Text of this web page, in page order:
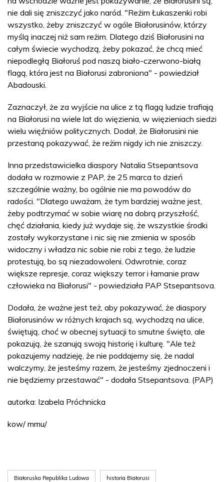
nie dali się zniszczyć jako naród. "Reżim Łukaszenki robi
wszystko, żeby zniszczyć w ogóle Białorusinów, którzy
myślą inaczej niż sam reżim. Dlatego dziś Białorusini na
całym świecie wychodzą, żeby pokazać, że chcą mieć
niepodległą Białoruś pod naszą biało-czerwono-białą
flagą, która jest na Białorusi zabroniona" - powiedział
Abadouski.
Zaznaczył, że za wyjście na ulice z tą flagą ludzie trafiają
na Białorusi na wiele lat do więzienia, w więzieniach siedzi
wielu więźniów politycznych. Dodał, że Białorusini nie
przestaną pokazywać, że reżim nigdy ich nie zniszczy.
Inna przedstawicielka diaspory Natalia Stsepantsova
dodała w rozmowie z PAP, że 25 marca to dzień
szczególnie ważny, bo ogólnie nie ma powodów do
radości. "Dlatego uważam, że tym bardziej ważne jest,
żeby podtrzymać w sobie wiarę na dobrą przyszłość,
chęć działania, kiedy już wydaje się, że wszystkie środki
zostały wykorzystane i nic się nie zmienia w sposób
widoczny i władza nic sobie nie robi z tego, że ludzie
protestują, bo są niezadowoleni. Odwrotnie, coraz
większe represje, coraz większy terror i łamanie praw
człowieka na Białorusi" - powiedziała PAP Stsepantsova.
Dodała, że ważne jest też, aby pokazywać, że diaspory
Białorusinów w różnych krajach są, wychodzą na ulice,
świętują, choć w obecnej sytuacji to smutne święto, ale
pokazują, że szanują swoją historię i kulturę. "Ale też
pokazujemy nadzieję, że nie poddajemy się, że nadal
walczymy, że jesteśmy razem, że jesteśmy zjednoczeni i
nie będziemy przestawać" - dodała Stsepantsova. (PAP)
autorka: Izabela Próchnicka
kow/ mmu/
Białoruska Republika Ludowa historia Białorusi